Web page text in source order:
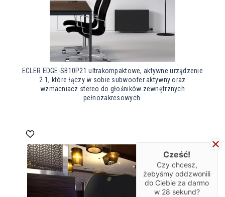
ECLER EDGE-SB10P21 ultrakompaktowe, aktywne urządzenie
2.1, które łączy w sobie subwoofer aktywny oraz
wzmacniacz stereo do głośników zewnętrznych
pełnozakresowych.
Cześć!
Czy chcesz,
żebyśmy oddzwonili
do Ciebie za darmo
w 28 sekund?